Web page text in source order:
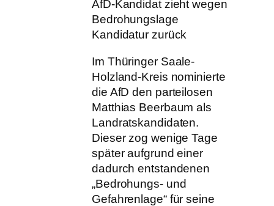
AfD-Kandidat zieht wegen
Bedrohungslage
Kandidatur zurück
Im Thüringer Saale-
Holzland-Kreis nominierte
die AfD den parteilosen
Matthias Beerbaum als
Landratskandidaten.
Dieser zog wenige Tage
später aufgrund einer
dadurch entstandenen
„Bedrohungs- und
Gefahrenlage“ für seine